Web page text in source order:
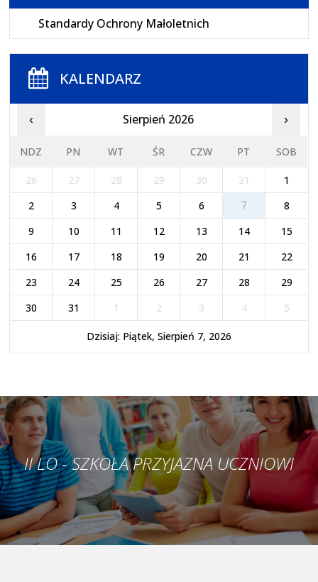
Standardy Ochrony Małoletnich
KALENDARZ
‹ Sierpień 2026 ›
NDZ PN WT ŚR CZW PT SOB
26 27 28 29 30 31
1
2
3 4 5 6 7
8
9
10 11 12 13 14
15
16
17 18 19 20 21
22
23
24 25 26 27 28
29
30
31 1 2 3 4 5
Dzisiaj: Piątek, Sierpień 7, 2026
II LO - SZKOŁA PRZYJAZNA UCZNIOWI